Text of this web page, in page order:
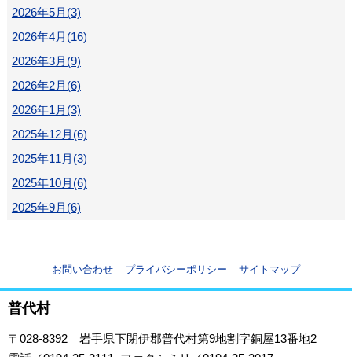
2026年5月(3)
2026年4月(16)
2026年3月(9)
2026年2月(6)
2026年1月(3)
2025年12月(6)
2025年11月(3)
2025年10月(6)
2025年9月(6)
お問い合わせ プライバシーポリシー サイトマップ
普代村
〒028-8392 岩手県下閉伊郡普代村第9地割字銅屋13番地2